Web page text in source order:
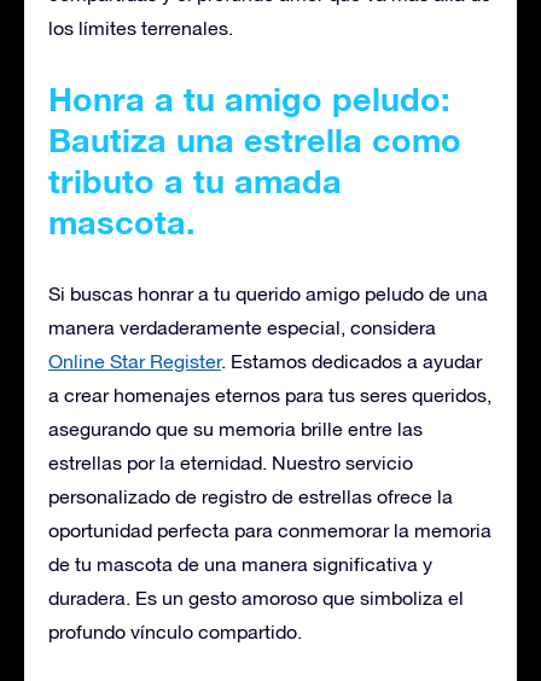
los límites terrenales.
Honra a tu amigo peludo:
Bautiza una estrella como
tributo a tu amada
mascota.
Si buscas honrar a tu querido amigo peludo de una
manera verdaderamente especial, considera
Online Star Register. Estamos dedicados a ayudar
a crear homenajes eternos para tus seres queridos,
asegurando que su memoria brille entre las
estrellas por la eternidad. Nuestro servicio
personalizado de registro de estrellas ofrece la
oportunidad perfecta para conmemorar la memoria
de tu mascota de una manera significativa y
duradera. Es un gesto amoroso que simboliza el
profundo vínculo compartido.